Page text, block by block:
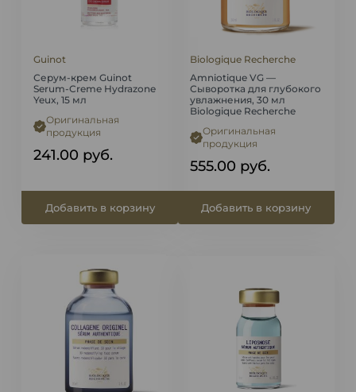
Guinot
Серум-крем Guinot
Serum-Creme Hydrazone
Yeux, 15 мл
Оригинальная
продукция
241.00 руб.
Добавить в корзину
Biologique Recherche
Amniotique VG —
Сыворотка для глубокого
увлажнения, 30 мл
Biologique Recherche
Оригинальная
продукция
555.00 руб.
Добавить в корзину